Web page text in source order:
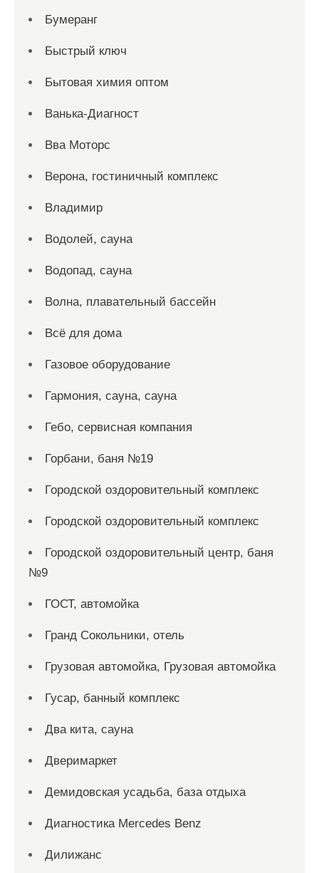
Бумеранг
Быстрый ключ
Бытовая химия оптом
Ванька-Диагност
Вва Моторс
Верона, гостиничный комплекс
Владимир
Водолей, сауна
Водопад, сауна
Волна, плавательный бассейн
Всё для дома
Газовое оборудование
Гармония, сауна, сауна
Гебо, сервисная компания
Горбани, баня №19
Городской оздоровительный комплекс
Городской оздоровительный комплекс
Городской оздоровительный центр, баня
№9
ГОСТ, автомойка
Гранд Сокольники, отель
Грузовая автомойка, Грузовая автомойка
Гусар, банный комплекс
Два кита, сауна
Дверимаркет
Демидовская усадьба, база отдыха
Диагностика Mercedes Benz
Дилижанс